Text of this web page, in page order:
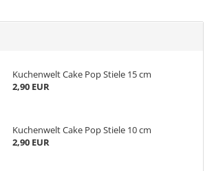
Kuchenwelt Cake Pop Stiele 15 cm
2,90 EUR
Kuchenwelt Cake Pop Stiele 10 cm
2,90 EUR